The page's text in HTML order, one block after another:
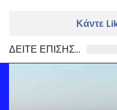
Κάντε
ΔΕΙΤΕ ΕΠΙΣΗΣ...